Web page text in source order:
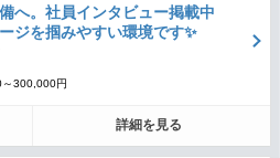
へ。社員インタビュー掲載中
ジを掴みやすい環境です✨
300,000円
詳細を見る